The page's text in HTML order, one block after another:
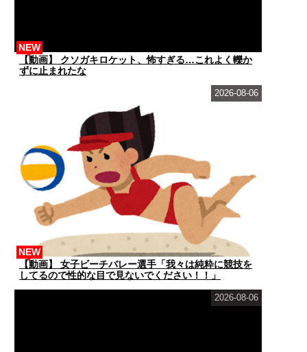
【動画】 クソガキロケット、怖すぎる…これよく轢か
ずに止まれたな
NEW
【動画】 女子ビーチバレー選手「我々は純粋に競技を
してるので性的な目で見ないでください！！」
NEW
2026-08-06
2026-08-06